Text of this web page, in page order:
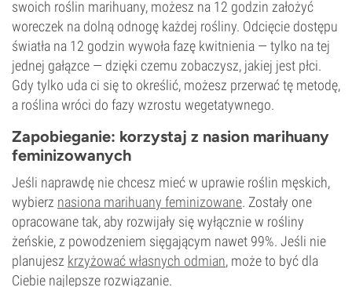
swoich roślin marihuany, możesz na 12 godzin założyć
woreczek na dolną odnogę każdej rośliny. Odcięcie dostępu
światła na 12 godzin wywoła fazę kwitnienia — tylko na tej
jednej gałązce — dzięki czemu zobaczysz, jakiej jest płci.
Gdy tylko uda ci się to określić, możesz przerwać tę metodę,
a roślina wróci do fazy wzrostu wegetatywnego.
Zapobieganie: korzystaj z nasion marihuany
feminizowanych
Jeśli naprawdę nie chcesz mieć w uprawie roślin męskich,
wybierz nasiona marihuany feminizowane. Zostały one
opracowane tak, aby rozwijały się wyłącznie w rośliny
żeńskie, z powodzeniem sięgającym nawet 99%. Jeśli nie
planujesz krzyżować własnych odmian, może to być dla
Ciebie najlepsze rozwiązanie.